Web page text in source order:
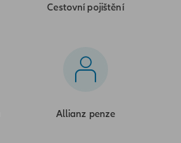
Cestovní pojištění
Allianz penze